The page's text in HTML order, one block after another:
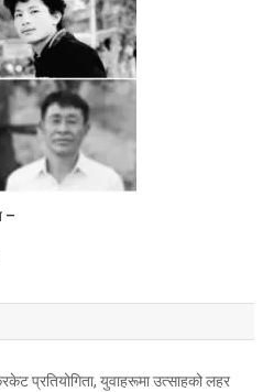
–
प्रतियोगिता, युवाहरूमा उत्साहको लहर